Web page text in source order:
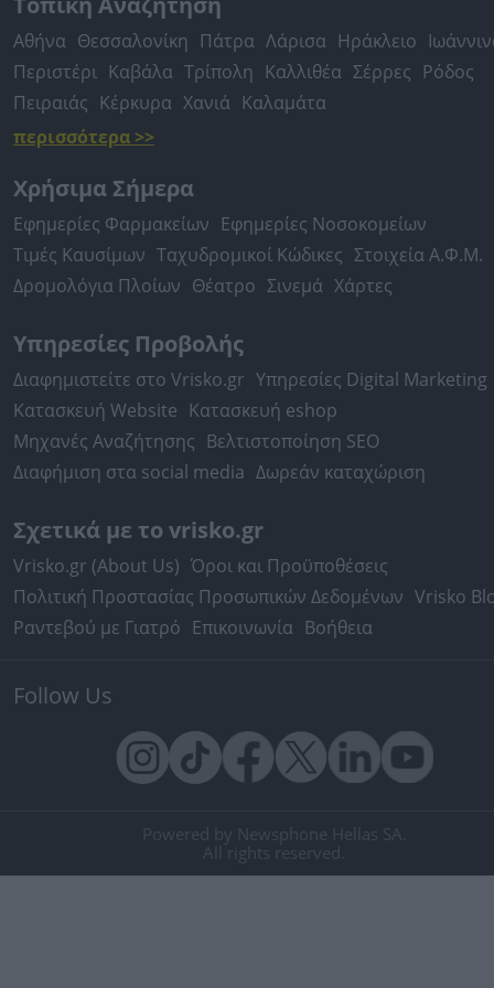
Αθήνα Θεσσαλονίκη Πάτρα Λάρισα Ηράκλειο
Περιστέρι Καβάλα Τρίπολη Καλλιθέα Σέρρες Ρόδος
Πειραιάς Κέρκυρα Χανιά Καλαμάτα
περισσότερα >>
Χρήσιμα Σήμερα
Εφημερίες Φαρμακείων Εφημερίες Νοσοκομείων
Τιμές Καυσίμων Ταχυδρομικοί Κώδικες Στοιχεία Α.Φ.Μ.
Δρομολόγια Πλοίων Θέατρο Σινεμά Χάρτες
Υπηρεσίες Προβολής
Διαφημιστείτε στο Vrisko.gr Υπηρεσίες Digital Marketing
Κατασκευή Website Κατασκευή eshop
Μηχανές Αναζήτησης Βελτιστοποίηση SEO
Διαφήμιση στα social media Δωρεάν καταχώριση
Σχετικά με το vrisko.gr
Vrisko.gr (About Us) Όροι και Προϋποθέσεις
Πολιτική Προστασίας Προσωπικών Δεδομένων Vrisko
Ραντεβού με Γιατρό Επικοινωνία Βοήθεια
Follow Us
Powered by Newsphone Hellas SA.
All rights reserved.